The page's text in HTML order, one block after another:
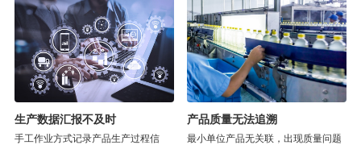
生产数据汇报不及时
手工作业方式记录产品生产过程信
产品质量无法追溯
最小单位产品无关联，出现质量问题